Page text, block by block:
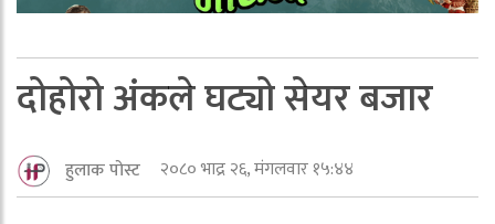
दोहोरो अंकले घट्यो सेयर बजार
हुलाक पोस्ट २०८० भाद्र २६, मंगलवार १५:४४